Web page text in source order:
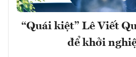
“Quái kiệt” Lê Viết
để khởi